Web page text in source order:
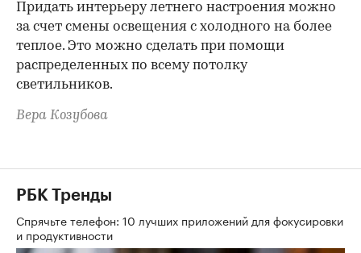
Придать интерьеру летнего настроения можно
за счет смены освещения с холодного на более
теплое. Это можно сделать при помощи
распределенных по всему потолку
светильников.
Вера Козубова
РБК Тренды
Спрячьте телефон: 10 лучших приложений для фокусировки
и продуктивности